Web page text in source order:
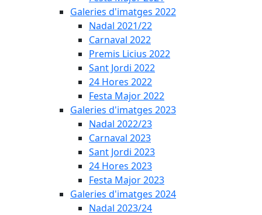
Galeries d'imatges 2022
Nadal 2021/22
Carnaval 2022
Premis Licius 2022
Sant Jordi 2022
24 Hores 2022
Festa Major 2022
Galeries d'imatges 2023
Nadal 2022/23
Carnaval 2023
Sant Jordi 2023
24 Hores 2023
Festa Major 2023
Galeries d'imatges 2024
Nadal 2023/24